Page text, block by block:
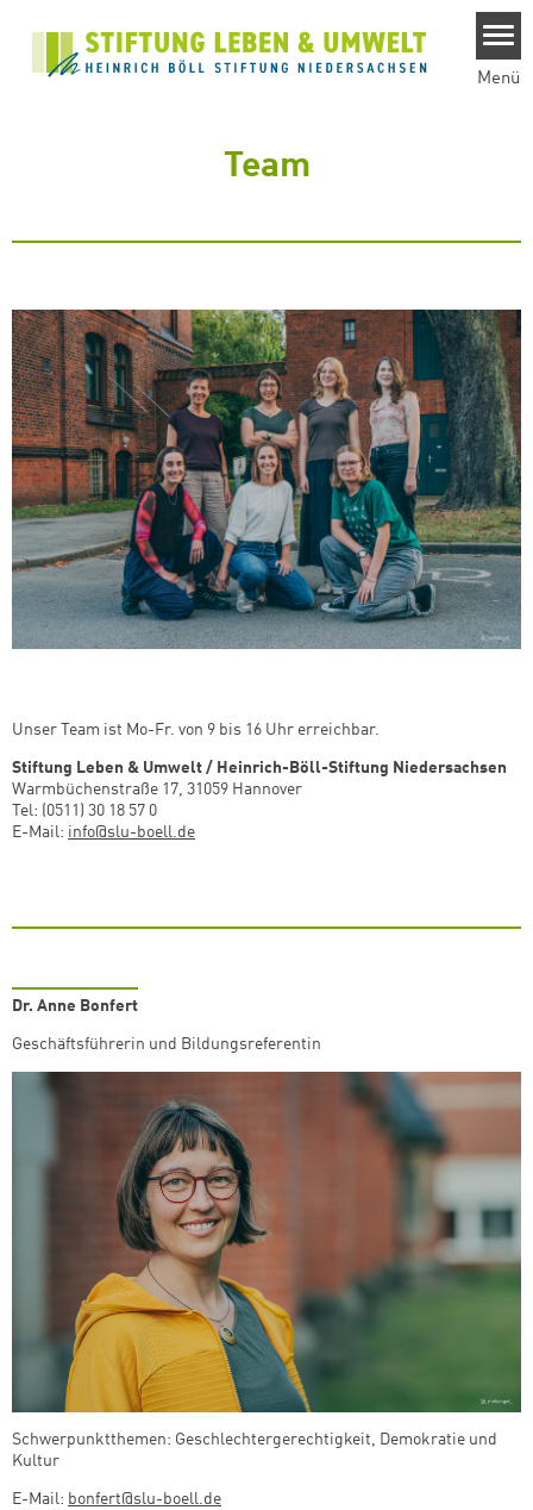
Menü
Team
Unser Team ist Mo-Fr. von 9 bis 16 Uhr erreichbar.
Stiftung Leben & Umwelt / Heinrich-Böll-Stiftung Niedersachsen
Warmbüchenstraße 17, 31059 Hannover
Tel: (0511) 30 18 57 0
E-Mail: info@slu-boell.de
Dr. Anne Bonfert
Geschäftsführerin und Bildungsreferentin
Schwerpunktthemen: Geschlechtergerechtigkeit, Demokratie und
Kultur
E-Mail: bonfert@slu-boell.de